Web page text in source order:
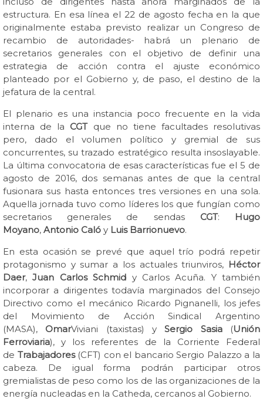
estructura. En esa línea el 22 de agosto fecha en la que
originalmente estaba previsto realizar un Congreso de
recambio de autoridades- habrá un plenario de
secretarios generales con el objetivo de definir una
estrategia de acción contra el ajuste económico
planteado por el Gobierno y, de paso, el destino de la
jefatura de la central.
El plenario es una instancia poco frecuente en la vida
interna de la CGTque no tiene facultades resolutivas
pero, dado el volumen político y gremial de sus
concurrentes, su trazado estratégico resulta insoslayable.
La última convocatoria de esas características fue el 5 de
agosto de 2016, dos semanas antes de que la central
fusionara sus hasta entonces tres versiones en una sola.
Aquella jornada tuvo como líderes los que fungían como
secretarios generales de sendas CGT:
Hugo
Moyano, Antonio Caló y Luis Barrionuevo.
En esta ocasión se prevé que aquel trío podrá repetir
protagonismo y sumar a los actuales triunviros, Héctor
Daer,Juan Carlos Schmid y Carlos Acuña. Y también
incorporar a dirigentes todavía marginados del Consejo
Directivo como el mecánico Ricardo Pignanelli, los jefes
del Movimiento de Acción Sindical Argentino
(MASA), OmarViviani (taxistas) ySergio Sasia(Unión
Ferroviaria), y los referentes de la Corriente Federal
de Trabajadores(CFT) con el bancario Sergio Palazzo a la
cabeza. De igual forma podrán participar otros
gremialistas de peso como los de las organizaciones de la
energía nucleadas en la Catheda, cercanos al Gobierno.